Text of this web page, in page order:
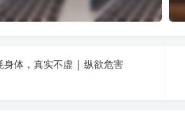
身体，真实不虚 | 纵欲危害